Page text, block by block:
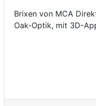
Brixen von MCA
Oak-Optik, mit 3D-